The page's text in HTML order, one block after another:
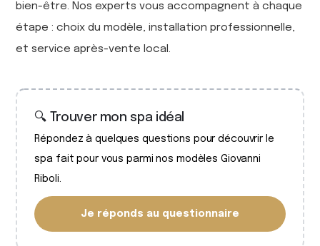
bien-être. Nos experts vous accompagnent à chaque
étape : choix du modèle, installation professionnelle,
et service après-vente local.
🔍 Trouver mon spa idéal
Répondez à quelques questions pour découvrir le
spa fait pour vous parmi nos modèles Giovanni
Riboli.
Je réponds au questionnaire